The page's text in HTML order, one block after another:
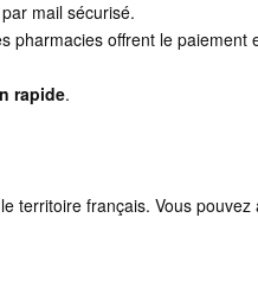
mail sécurisé.
pharmacies offrent le paiement
rapide.
territoire français. Vous